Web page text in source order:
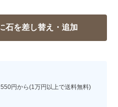
550円から(1万円以上で送料無料)